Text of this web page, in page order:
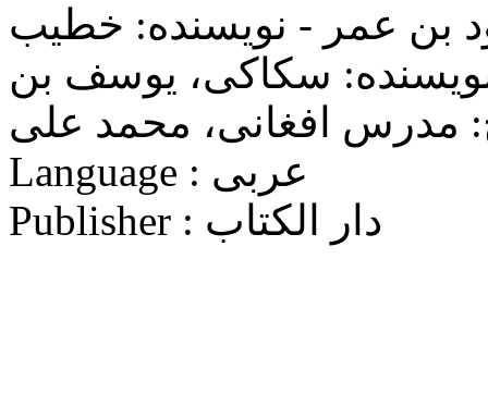
بن عمر - نویسنده: خطیب
سکاکی، یوسف بن
مدرس افغانی، محمد علی
Language : عربی
Publisher : دار الکتاب